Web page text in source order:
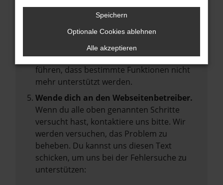
Stelle sicher, dass dein Browser und dein
Betriebssystem auf dem neuesten Stand
Veraltete Software birgt nicht nur ein
Sicherheitsrisiko, sondern kann auch dazu
führen, dass bestimmte Funktionen nicht
mehr unterstützt werden.
Wende dich an den Webseitenbetreiber.
Wenn du alle oben genannten Schritte
versucht hast, kontaktiere uns bitte. Wir
werden versuchen, das Problem zu
beheben. Du kannst uns diesen Text
schicken, um uns bei der Fehlersuche zu
unterstützen:
Speichern
Optionale Cookies ablehnen
Alle akzeptieren